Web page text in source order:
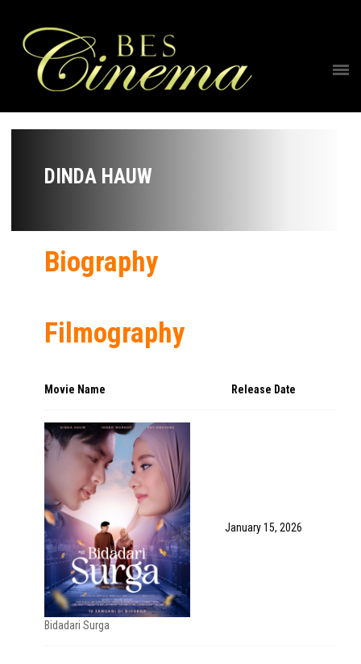
DINDA HAUW
Biography
Filmography
Movie Name Release Date
Bidadari Surga
January 15, 2026